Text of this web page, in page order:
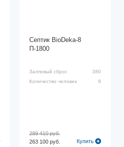
Септик BioDeka-8
П-1800
Залповый сброс
380
Количество человек
8
263 100 руб.
289 410 руб.
Купить